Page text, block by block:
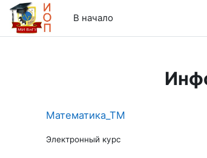
Перейти к основному содержанию
В начало
Математика_ТМ
Электронный курс